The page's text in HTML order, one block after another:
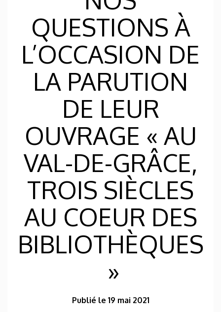
QUESTIONS À
L’OCCASION DE
LA PARUTION
DE LEUR
OUVRAGE « AU
VAL-DE-GRÂCE,
TROIS SIÈCLES
AU COEUR DES
BIBLIOTHÈQUES
»
Publié le 19 mai 2021